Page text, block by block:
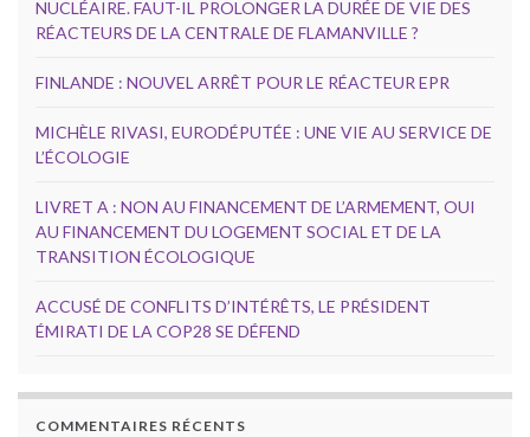
NUCLÉAIRE. FAUT-IL PROLONGER LA DURÉE DE VIE DES
RÉACTEURS DE LA CENTRALE DE FLAMANVILLE ?
FINLANDE : NOUVEL ARRÊT POUR LE RÉACTEUR EPR
MICHÈLE RIVASI, EURODÉPUTÉE : UNE VIE AU SERVICE DE
L’ÉCOLOGIE
LIVRET A : NON AU FINANCEMENT DE L’ARMEMENT, OUI
AU FINANCEMENT DU LOGEMENT SOCIAL ET DE LA
TRANSITION ÉCOLOGIQUE
ACCUSÉ DE CONFLITS D’INTÉRÊTS, LE PRÉSIDENT
ÉMIRATI DE LA COP28 SE DÉFEND
COMMENTAIRES RÉCENTS